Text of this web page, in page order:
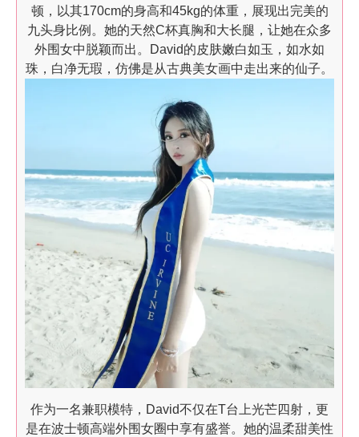
顿，以其170cm的身高和45kg的体重，展现出完美的
九头身比例。她的天然C杯真胸和大长腿，让她在众多
外围女中脱颖而出。David的皮肤嫩白如玉，如水如
珠，白净无瑕，仿佛是从古典美女画中走出来的仙子。
作为一名兼职模特，David不仅在T台上光芒四射，更
是在波士顿高端外围女圈中享有盛誉。她的温柔甜美性